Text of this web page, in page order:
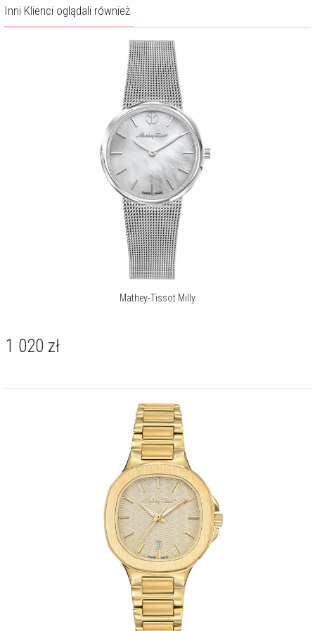
Inni Klienci oglądali również
Mathey-Tissot Milly
1 020 zł